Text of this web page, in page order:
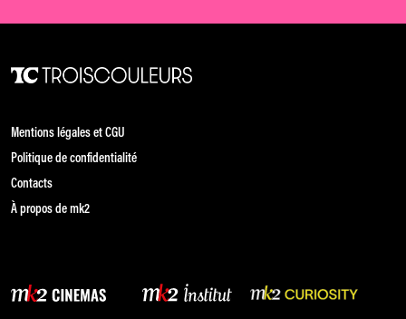
Mentions légales et CGU
Politique de confidentialité
Contacts
À propos de mk2